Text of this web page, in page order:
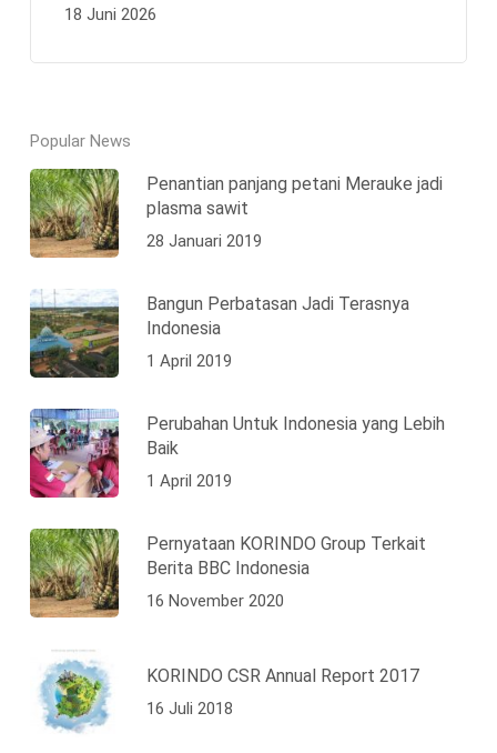
18 Juni 2026
Popular News
Penantian panjang petani Merauke jadi
plasma sawit
28 Januari 2019
Bangun Perbatasan Jadi Terasnya
Indonesia
1 April 2019
Perubahan Untuk Indonesia yang Lebih
Baik
1 April 2019
Pernyataan KORINDO Group Terkait
Berita BBC Indonesia
16 November 2020
KORINDO CSR Annual Report 2017
16 Juli 2018